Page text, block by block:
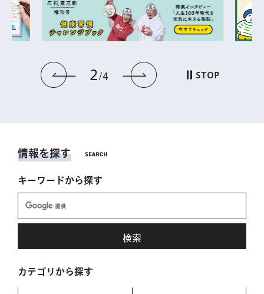
前のスライドを表示
3 4 次のスライドを表
STOP
情報を探す
キーワードから探す
カテゴリから探す